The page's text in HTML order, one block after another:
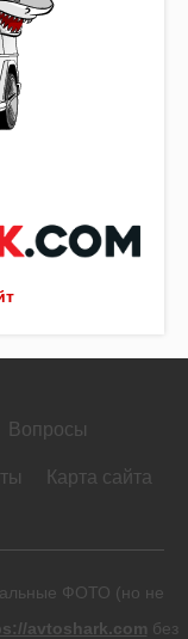
Вопросы
Карта сайта
ФОТО (но не
avtoshark.com без